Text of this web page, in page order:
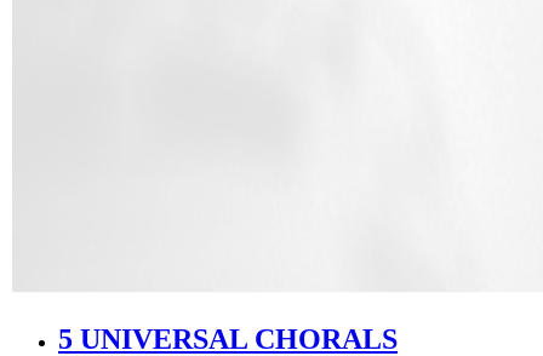
5 UNIVERSAL CHORALS